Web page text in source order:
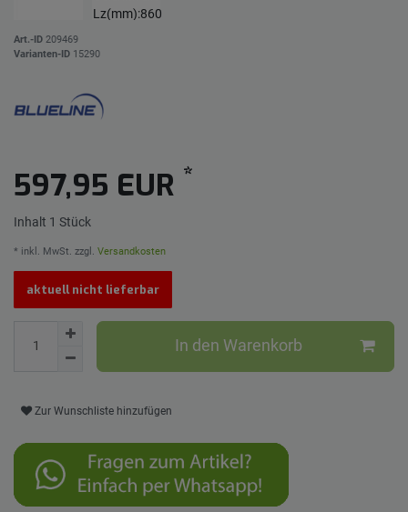
Art.-ID 209469
Varianten-ID 15290
597,95 EUR *
Inhalt 1 Stück
* inkl. MwSt. zzgl. Versandkosten
aktuell nicht lieferbar
In den Warenkorb
Zur Wunschliste hinzufügen